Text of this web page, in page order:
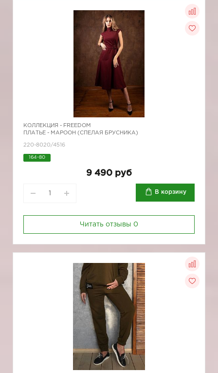
КОЛЛЕКЦИЯ - FREEDOM
ПЛАТЬЕ - МАРООН (СПЕЛАЯ БРУСНИКА)
220-8020/4516
164-80
9 490 руб
В корзину
Читать отзывы 0